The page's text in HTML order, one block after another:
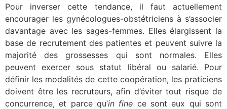
Pour inverser cette tendance, il faut actuellement
encourager les gynécologues-obstétriciens à s’associer
davantage avec les sages-femmes. Elles élargissent la
base de recrutement des patientes et peuvent suivre la
majorité des grossesses qui sont normales. Elles
peuvent exercer sous statut libéral ou salarié. Pour
définir les modalités de cette coopération, les praticiens
doivent être les recruteurs, afin d’éviter tout risque de
concurrence, et parce qu’in fine ce sont eux qui sont